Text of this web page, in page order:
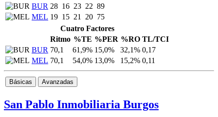
BUR 28 16 23 22 89
MEL 19 15 21 20 75
Cuatro Factores
Ritmo %TE %PER %RO TL/TCI
BUR 70,1 61,9% 15,0% 32,1% 0,17
MEL 70,1 54,0% 13,0% 15,2% 0,11
Básicas Avanzadas
San Pablo Inmobiliaria Burgos